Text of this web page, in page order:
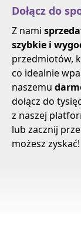
Dołącz do
Z nami
szybkie i
przedmiotów,
co idealnie
naszemu
dołącz do
z naszej
lub zacznij
możesz zyskać!